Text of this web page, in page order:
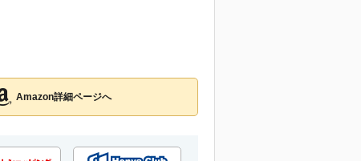
Amazon詳細ページへ